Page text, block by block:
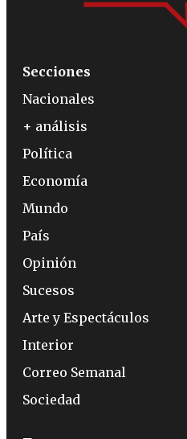
Secciones
Nacionales
+ análisis
Política
Economía
Mundo
País
Opinión
Sucesos
Arte y Espectáculos
Interior
Correo Semanal
Sociedad